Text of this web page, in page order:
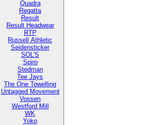
Quadra
Regatta
Result
Result Headwear
RTP
Russell Athletic
Seidensticker
SOL'S
Spiro
Stedman
Tee Jays
The One Towelling
Untagged Movement
Vossen
Westford Mill
WK
Yoko